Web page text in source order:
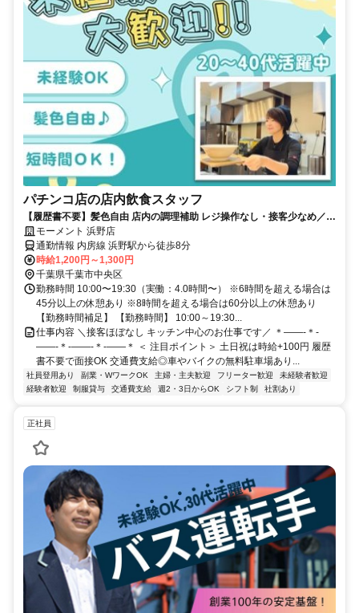
パチンコ店の店内飲食スタッフ
【履歴書不要】髪色自由 店内の調理補助 レジ操作なし・接客少なめ／週
2日、1日4時間～OK
モーメント 浜野店
通勤情報 内房線 浜野駅から徒歩8分
時給1,200円～1,300円
千葉県千葉市中央区
勤務時間 10:00〜19:30（実働：4.0時間〜） ※6時間を超える場合は
45分以上の休憩あり ※8時間を超える場合は60分以上の休憩あり
【勤務時間補足】 【勤務時間】 10:00～19:30...
仕事内容 ＼接客ほぼなし キッチン中心のお仕事です／ ＊――-＊-
――-＊-――-＊-――＊ ＜ 注目ポイント＞ 土日祝は時給+100円 履歴
書不要で面接OK 交通費支給◎車やバイクの無料駐車場あり...
社員登用あり 副業・WワークOK 主婦・主夫歓迎 フリーター歓迎
未経験者歓迎
経験者歓迎
制服貸与 交通費支給 週2・3日からOK シフト制 社割あり
正社員